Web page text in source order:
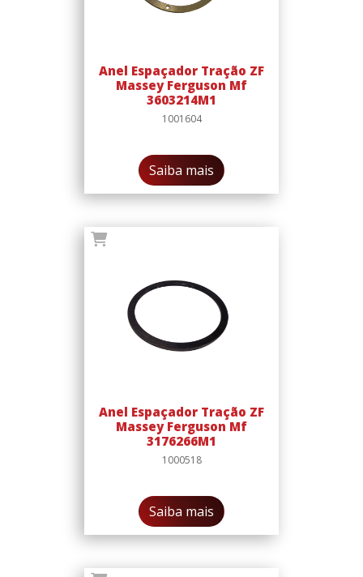
Anel Espaçador Tração ZF
Massey Ferguson Mf
3603214M1
1001604
Saiba mais
Anel Espaçador Tração ZF
Massey Ferguson Mf
3176266M1
1000518
Saiba mais